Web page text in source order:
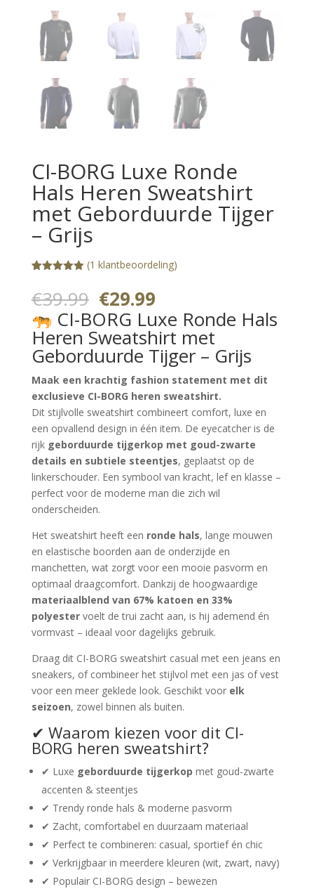
CI-BORG Luxe Ronde
Hals Heren Sweatshirt
met Geborduurde Tijger
– Grijs
gebaseerd
klantbeoorde
ling
(1 klantbeoordeling)
€39.99 Oorspronkelijke
prijs
was:
€39.99.
€29.99Huidige
prijs
is:
€29.99.
CI-BORG Luxe Ronde Hals
Heren Sweatshirt met
Geborduurde Tijger – Grijs
Maak een krachtig fashion statement met dit
exclusieve CI-BORG heren sweatshirt.
Dit stijlvolle sweatshirt combineert comfort, luxe en
een opvallend design in één item. De eyecatcher is de
rijk geborduurde tijgerkop met goud-zwarte
details en subtiele steentjes, geplaatst op de
linkerschouder. Een symbool van kracht, lef en klasse –
perfect voor de moderne man die zich wil
onderscheiden.
Het sweatshirt heeft een ronde hals, lange mouwen
en elastische boorden aan de onderzijde en
manchetten, wat zorgt voor een mooie pasvorm en
optimaal draagcomfort. Dankzij de hoogwaardige
materiaalblend van 67% katoen en 33%
polyestervoelt de trui zacht aan, is hij ademend én
vormvast – ideaal voor dagelijks gebruik.
Draag dit CI-BORG sweatshirt casual met een jeans en
sneakers, of combineer het stijlvol met een jas of vest
voor een meer geklede look. Geschikt voor elk
seizoen, zowel binnen als buiten.
✔ Waarom kiezen voor dit CI-
BORG heren sweatshirt?
✔ Luxe geborduurde tijgerkop met goud-zwarte
accenten & steentjes
✔ Trendy ronde hals & moderne pasvorm
✔ Zacht, comfortabel en duurzaam materiaal
✔ Perfect te combineren: casual, sportief én chic
✔ Verkrijgbaar in meerdere kleuren (wit, zwart, navy)
✔ Populair CI-BORG design – bewezen